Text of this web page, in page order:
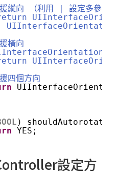
縱向 （利用 | 設定多參數）
橫向
四個方向
) shouldAutorotate {
YES;
設定方